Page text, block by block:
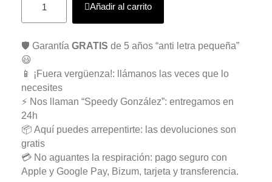
Añadir al carrito
🛡️ Garantía GRATIS de 5 años “anti letra pequeña”
😃
📱 ¡Fuera vergüenza!: llámanos las veces que lo
necesites
⚡ Nos llaman “Speedy González”: entregamos en
24h
📦 Aquí puedes arrepentirte: las devoluciones son
gratis
💳 No aguantes la respiración: pago seguro con
Apple y Google Pay, Bizum, tarjeta y transferencia.